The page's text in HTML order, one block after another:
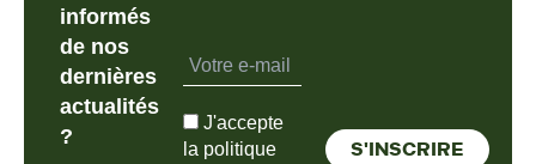
informés
de nos
dernières
actualités
?
J'accepte
la politique